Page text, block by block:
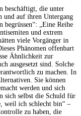
beschäftigt, die unter
und auf ihren Untergang
„Eine Reihe
und extrem
viele Vorgänger in
Phänomen offenbart
Ähnlichkeit zur
ausgesetzt sind. Solche
zu machen. In
Sie können
werden und sich
sich selbst die Schuld für
weil ich schlecht bin“ –
zu haben, die